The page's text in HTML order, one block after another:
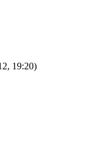
19:20)